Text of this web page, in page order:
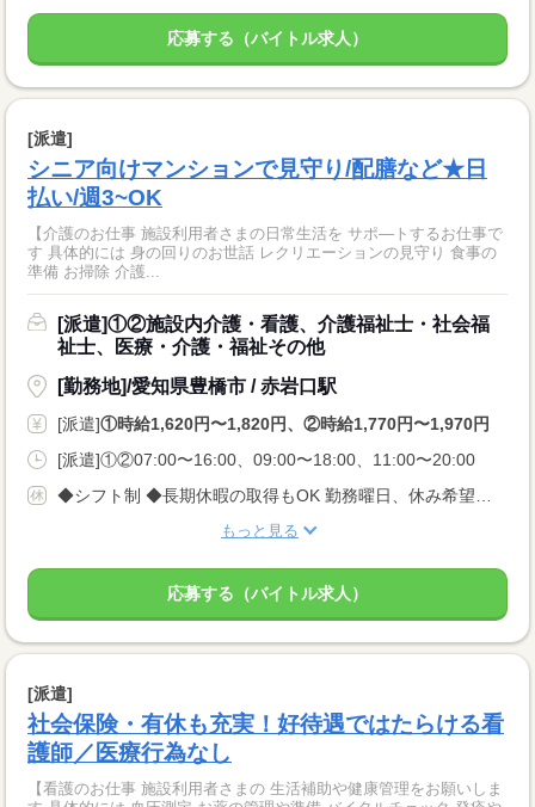
応募する（バイトル求人）
[派遣]
シニア向けマンションで見守り/配膳など★日
払い/週3~OK
【介護のお仕事 施設利用者さまの日常生活を サポ—トするお仕事で
す 具体的には 身の回りのお世話 レクリエーションの見守り 食事の
準備 お掃除 介護...
[派遣]①②施設内介護・看護、介護福祉士・社会福
祉士、医療・介護・福祉その他
[勤務地]/愛知県豊橋市 / 赤岩口駅
[派遣]①時給1,620円〜1,820円、②時給1,770円〜1,970円
[派遣]①②07:00〜16:00、09:00〜18:00、11:00〜20:00
◆シフト制 ◆長期休暇の取得もOK 勤務曜日、休み希望はお気軽にご相談ください。 やむを得ない急なお休みにも理解のある職場です。
もっと見る
応募する（バイトル求人）
[派遣]
社会保険・有休も充実！好待遇ではたらける看
護師／医療行為なし
【看護のお仕事 施設利用者さまの 生活補助や健康管理をお願いしま